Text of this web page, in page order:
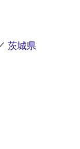
茨城県